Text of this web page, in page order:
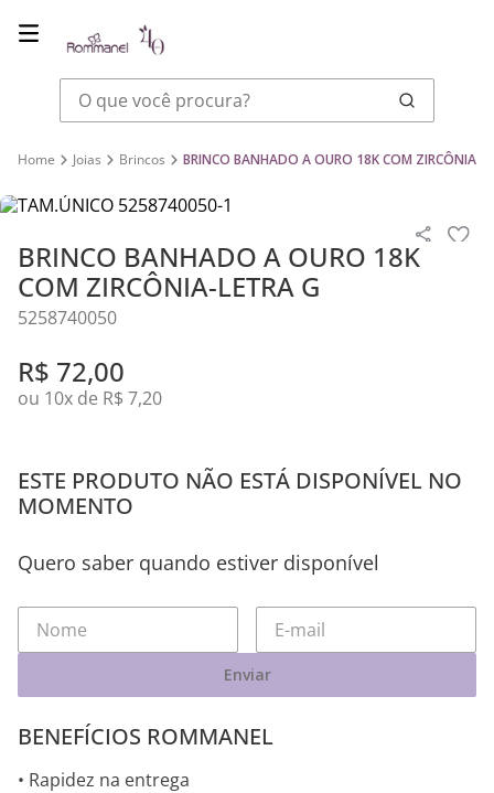
O que você procura?
Joias Brincos BRINCO BANHADO A OURO 18K COM ZIRCÔNIA-
BRINCO BANHADO A OURO 18K
COM ZIRCÔNIA-LETRA G
5258740050
R$ 72,00
ou 10x de R$ 7,20
ESTE PRODUTO NÃO ESTÁ DISPONÍVEL NO
MOMENTO
Quero saber quando estiver disponível
Enviar
BENEFÍCIOS ROMMANEL
• Rapidez na entrega